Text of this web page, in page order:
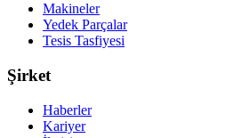
Makineler
Yedek Parçalar
Tesis Tasfiyesi
Şirket
Haberler
Kariyer